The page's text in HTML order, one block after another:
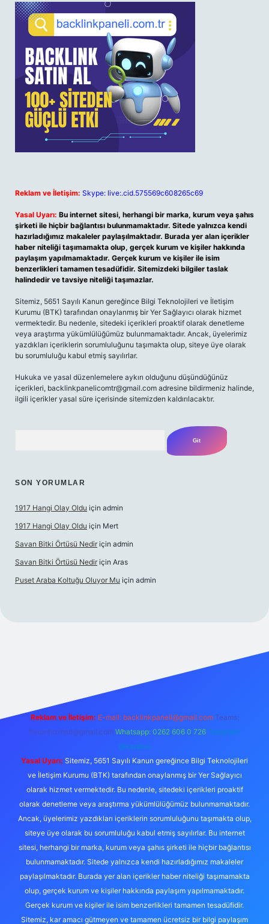
Reklam ve İletişim: Skype: live:.cid.575569c608265c69
Yasal Uyarı: Bu internet sitesi, herhangi bir marka, kurum veya şahıs
şirketi ile hiçbir bağlantısı bulunmamaktadır. Sitede yalnızca kendi
hazırladığımız makaleler paylaşılmaktadır. Burada yer alan içerikler
haber niteliği taşımamakta olup, gerçek kurum ve kişiler hakkında
paylaşım yapılmamaktadır. Gerçek kurum ve kişiler ile isim
benzerlikleri tamamen tesadüfidir. Sitemizdeki bilgiler taslak
halindedir ve tavsiye niteliği taşımazlar.
Sitemiz, 5651 Sayılı Kanun gereğince Bilgi Teknolojileri ve İletişim
Kurumu (BTK) tarafından onaylanmış bir Yer Sağlayıcı olarak hizmet
vermektedir. Bu nedenle, sitedeki içerikleri proaktif olarak denetleme
veya araştırma yükümlülüğümüz bulunmamaktadır. Ancak, üyelerimiz
yazdıkları içeriklerin sorumluluğunu taşımakta olup, siteye üye olarak
bu sorumluluğu kabul etmiş sayılırlar.
Hukuka ve yasal düzenlemelere aykırı olduğunu düşündüğünüz
içerikleri, backlinkpanelicomtr@gmail.com adresine bildirmeniz halinde,
ilgili içerikler yasal süre içerisinde sitemizden kaldırılacaktır.
SON YORUMLAR
1917 Hangi Olay Oldu için admin
1917 Hangi Olay Oldu için Mert
Savan Bitki Örtüsü Nedir için admin
Savan Bitki Örtüsü Nedir için Aras
Puset Araba Koltuğu Oluyor Mu için admin
Reklam ve İletişim: E-mail: backlinkpaneli@gmail.com Teams:
forumhizmeti@gmail.com Whatsapp: 0262 606 0 726 Telegram:
@karabul
Yasal Uyarı: Sitemiz, 5651 Sayılı Kanun gereğince Bilgi Teknolojileri
ve İletişim Kurumu (BTK) tarafından onaylanmış bir Yer Sağlayıcı
olarak hizmet vermektedir. Bu nedenle, sitedeki içerikleri proaktif
olarak denetleme veya araştırma yükümlülüğümüz bulunmamaktadır.
Ancak, üyelerimiz yazdıkları içeriklerin sorumluluğunu taşımakta olup,
siteye üye olarak bu sorumluluğu kabul etmiş sayılırlar. Bu internet
sitesi, herhangi bir marka, kurum veya şahıs şirketi ile hiçbir bağlantısı
bulunmamaktadır. Sitede yalnızca kendi hazırladığımız makaleler
paylaşılmaktadır. Burada yer alan içerikler haber niteliği taşımamakta
olup, gerçek kurum ve kişiler hakkında paylaşım yapılmamaktadır.
Gerçek kurum ve kişiler ile isim benzerlikleri tamamen tesadüfidir.
Sitemiz, kar amacı gütmeyen ve tamamen ücretsiz bir bilgi paylaşım